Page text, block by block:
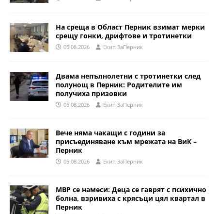
На среща в Област Перник взимат мерки
срещу гонки, дрифтове и тротинетки
05.08.2026 Eкип ЗаПерник
Двама непълнолетни с тротинетки след
полунощ в Перник: Родителите им
получиха призовки
05.08.2026 Eкип ЗаПерник
Вече няма чакащи с години за
присъединяване към мрежата на ВиК –
Перник
05.08.2026 Eкип ЗаПерник
МВР се намеси: Деца се гаврят с психично
болна, взривиха с крясъци цял квартал в
Перник